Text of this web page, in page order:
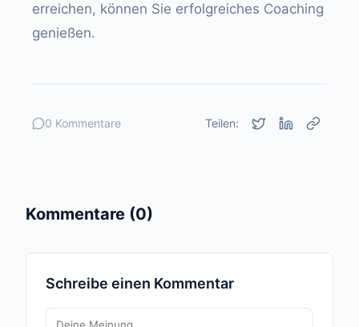
erreichen, können Sie erfolgreiches Coaching
genießen.
0 Kommentare Teilen:
Kommentare (0)
Schreibe einen Kommentar